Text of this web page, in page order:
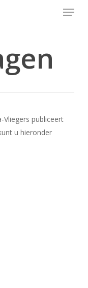
Menu
Vliegers publiceert
u hieronder